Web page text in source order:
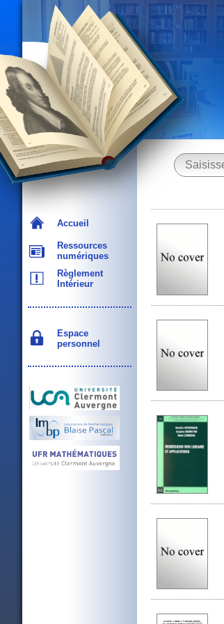
Accueil
Ressources
numériques
Règlement
Intérieur
Espace
personnel